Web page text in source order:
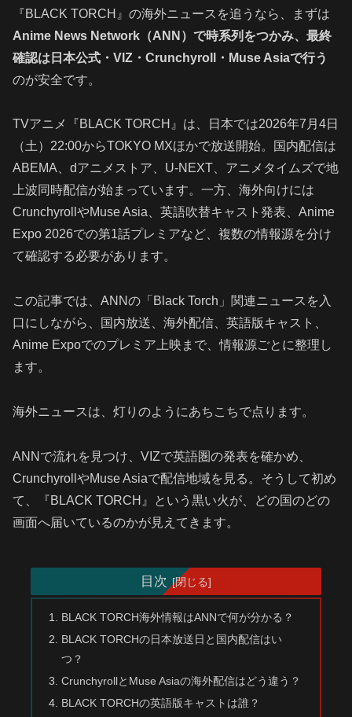
『BLACK TORCH』の海外ニュースを追うなら、まずは
Anime News Network（ANN）で時系列をつかみ、最終
確認は日本公式・VIZ・Crunchyroll・Muse Asiaで行う
のが安全です。
TVアニメ『BLACK TORCH』は、日本では2026年7月4日
（土）22:00からTOKYO MXほかで放送開始。国内配信は
ABEMA、dアニメストア、U-NEXT、アニメタイムズで地
上波同時配信が始まっています。一方、海外向けには
CrunchyrollやMuse Asia、英語吹替キャスト発表、Anime
Expo 2026での第1話プレミアなど、複数の情報源を分け
て確認する必要があります。
この記事では、ANNの「Black Torch」関連ニュースを入
口にしながら、国内放送、海外配信、英語版キャスト、
Anime Expoでのプレミア上映まで、情報源ごとに整理し
ます。
海外ニュースは、灯りのようにあちこちで点ります。
ANNで流れを見つけ、VIZで英語圏の発表を確かめ、
CrunchyrollやMuse Asiaで配信地域を見る。そうして初め
て、『BLACK TORCH』という黒い火が、どの国のどの
画面へ届いているのかが見えてきます。
目次
BLACK TORCH海外情報はANNで何が分かる？
BLACK TORCHの日本放送日と国内配信はい
つ？
CrunchyrollとMuse Asiaの海外配信はどう違う？
BLACK TORCHの英語版キャストは誰？